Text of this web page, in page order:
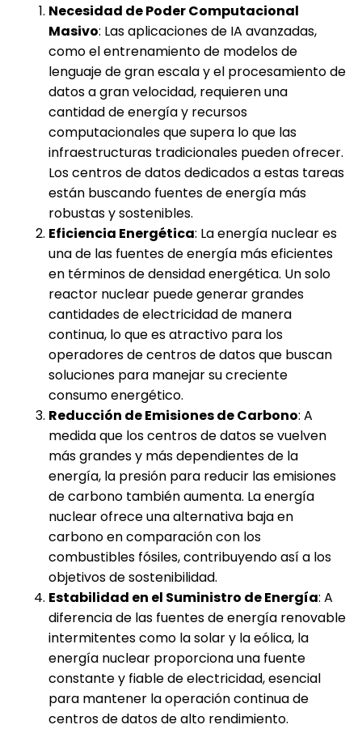
Necesidad de Poder Computacional
Masivo: Las aplicaciones de IA avanzadas,
como el entrenamiento de modelos de
lenguaje de gran escala y el procesamiento de
datos a gran velocidad, requieren una
cantidad de energía y recursos
computacionales que supera lo que las
infraestructuras tradicionales pueden ofrecer.
Los centros de datos dedicados a estas tareas
están buscando fuentes de energía más
robustas y sostenibles.
Eficiencia Energética: La energía nuclear es
una de las fuentes de energía más eficientes
en términos de densidad energética. Un solo
reactor nuclear puede generar grandes
cantidades de electricidad de manera
continua, lo que es atractivo para los
operadores de centros de datos que buscan
soluciones para manejar su creciente
consumo energético.
Reducción de Emisiones de Carbono: A
medida que los centros de datos se vuelven
más grandes y más dependientes de la
energía, la presión para reducir las emisiones
de carbono también aumenta. La energía
nuclear ofrece una alternativa baja en
carbono en comparación con los
combustibles fósiles, contribuyendo así a los
objetivos de sostenibilidad.
Estabilidad en el Suministro de Energía: A
diferencia de las fuentes de energía renovable
intermitentes como la solar y la eólica, la
energía nuclear proporciona una fuente
constante y fiable de electricidad, esencial
para mantener la operación continua de
centros de datos de alto rendimiento.